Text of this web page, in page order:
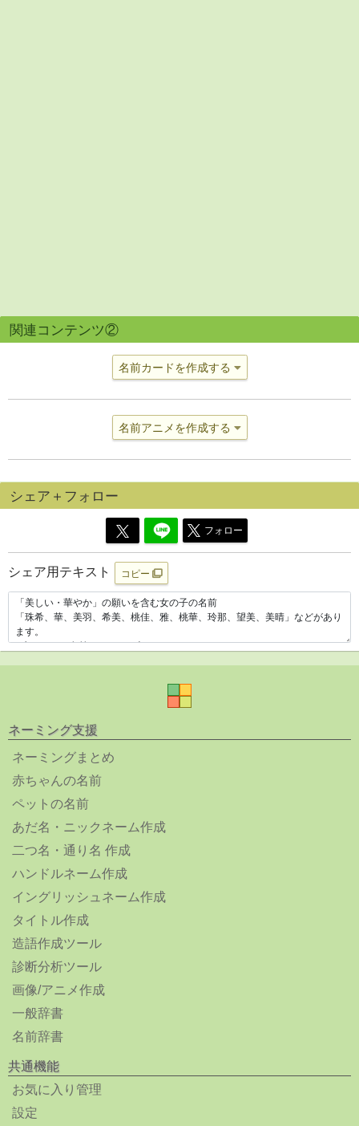
関連コンテンツ②
名前カードを作成する
名前アニメを作成する
シェア＋フォロー
フォロー
シェア用テキスト コピー
ネーミング支援
ネーミングまとめ
赤ちゃんの名前
ペットの名前
あだ名・ニックネーム作成
二つ名・通り名 作成
ハンドルネーム作成
イングリッシュネーム作成
タイトル作成
造語作成ツール
診断分析ツール
画像/アニメ作成
一般辞書
名前辞書
共通機能
お気に入り管理
設定